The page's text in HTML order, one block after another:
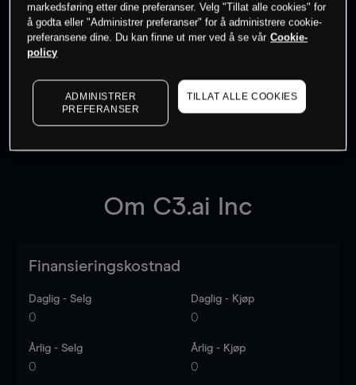
Kursene er veiledende. Log into see latest market data
Om C3.ai Inc
Finansieringskostnad
Daglig - Selg
0
Daglig - Kjøp
0
Årlig - Selg
0
Årlig - Kjøp
0
markedsføring etter dine preferanser. Velg "Tillat alle cookies" for
å godta eller "Administrer preferanser" for å administrere cookie-
preferansene dine. Du kan finne ut mer ved å se vår Cookie-
policy
ADMINISTRER
PREFERANSER
TILLAT ALLE COOKIES